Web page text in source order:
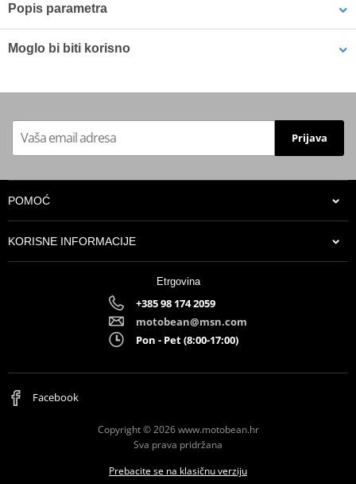
Popis parametra
PDF Homologation
Moglo bi biti korisno
6,89 €
Prijava
POMOĆ
KORISNE INFORMACIJE
Etrgovina
+385 98 174 2059
motobean@msn.com
Pon - Pet (8:00-17:00)
Facebook
Copyright © 2026 www.motobean.hr
Sva prava pridržana
Prebacite se na klasičnu verziju